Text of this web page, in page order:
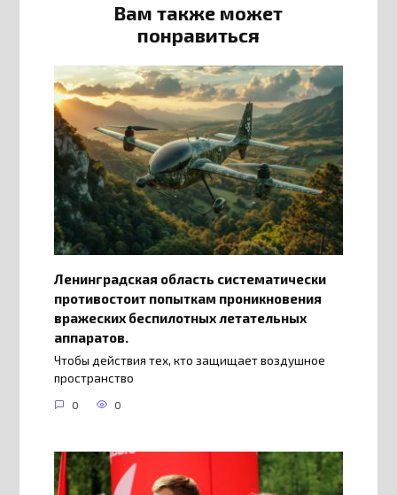
Вам также может
понравиться
Ленинградская область систематически
противостоит попыткам проникновения
вражеских беспилотных летательных
аппаратов.
Чтобы действия тех, кто защищает воздушное
пространство
0 0